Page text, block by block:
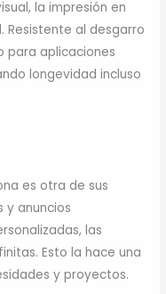
la impresión en
Resistente al desgarro
para aplicaciones
longevidad incluso
es otra de sus
y anuncios
las
Esto la hace una
y proyectos.